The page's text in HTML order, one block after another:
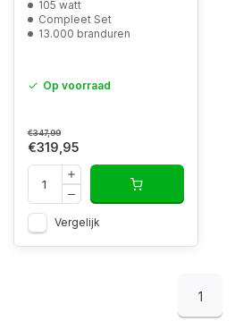
105 watt
Compleet Set
13.000 branduren
Op voorraad
€347,99
€319,95
Vergelijk
1